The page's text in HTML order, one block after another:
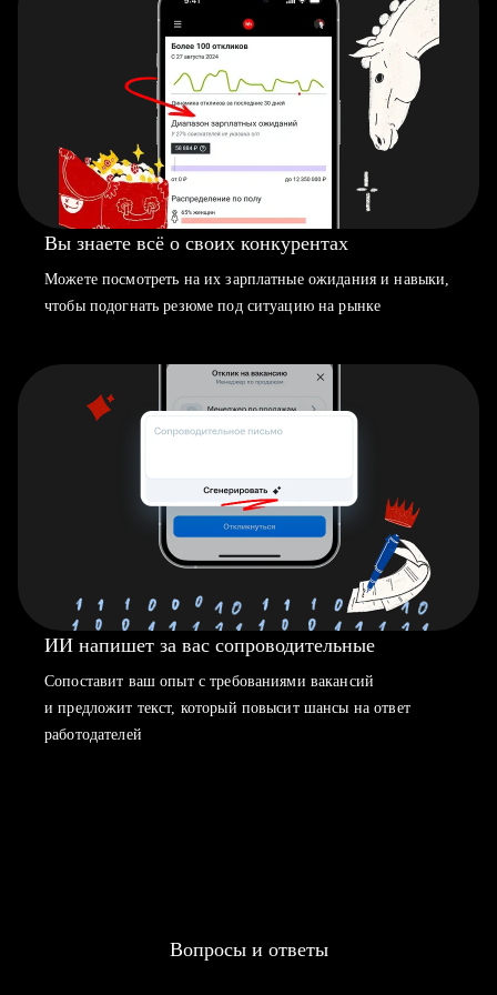
Вы знаете всё о своих конкурентах
Можете посмотреть на их зарплатные ожидания и навыки,
чтобы подогнать резюме под ситуацию на рынке
ИИ напишет за вас сопроводительные
Сопоставит ваш опыт с требованиями вакансий
и предложит текст, который повысит шансы на ответ
работодателей
Вопросы и ответы